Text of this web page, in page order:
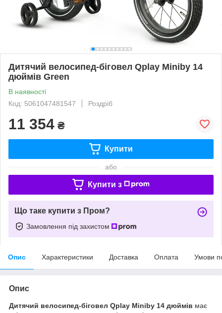
Дитячий велосипед-біговел Qplay Miniby 14
дюймів Green
В наявності
Код: 5061047481547
Роздріб
11 354 ₴
Купити
або
Купити з
Що таке купити з Пром?
Замовлення під захистом
Опис Характеристики Доставка Оплата Умови
Опис
Дитячий велосипед-біговел Qplay Miniby 14 дюймів має